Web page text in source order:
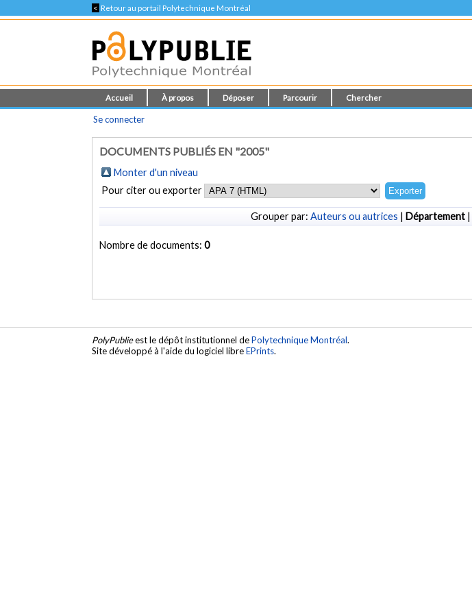
< Retour au portail Polytechnique Montréal
Accueil À propos Déposer Parcourir Chercher
Se connecter
DOCUMENTS PUBLIÉS EN "2005"
Monter d'un niveau
Pour citer ou exporter
Grouper par: Auteurs ou autrices | Département|
Nombre de documents:0
PolyPublieest le dépôt institutionnel dePolytechnique Montréal.
Site développé à l'aide du logiciel libreEPrints.